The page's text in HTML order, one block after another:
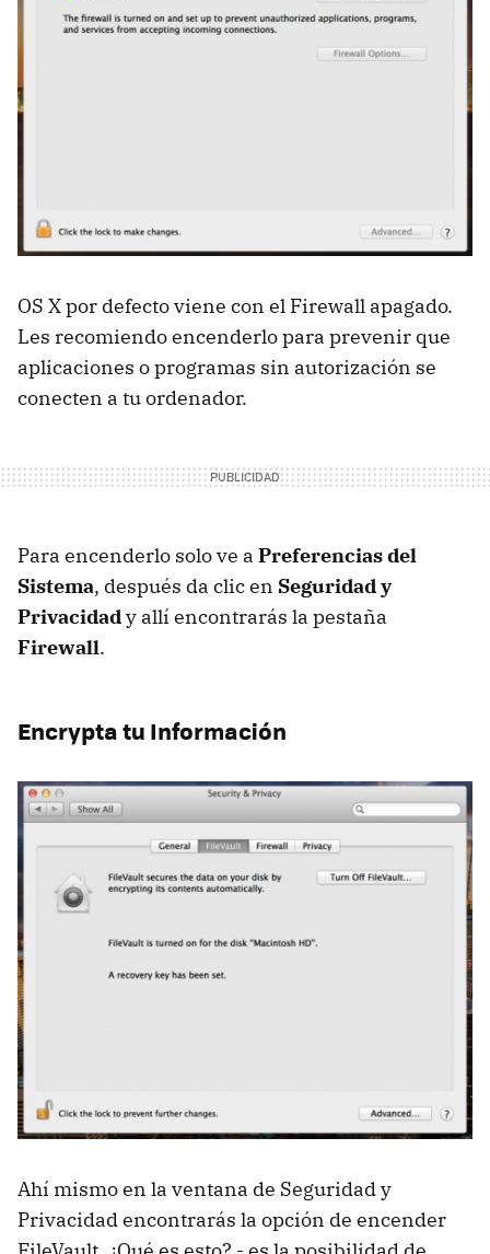
OS X por defecto viene con el Firewall apagado.
Les recomiendo encenderlo para prevenir que
aplicaciones o programas sin autorización se
conecten a tu ordenador.
Para encenderlo solo ve a Preferencias del
Sistema, después da clic en Seguridad y
Privacidady allí encontrarás la pestaña
Firewall.
Encrypta tu Información
Ahí mismo en la ventana de Seguridad y
Privacidad encontrarás la opción de encender